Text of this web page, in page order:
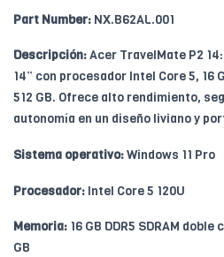
Part Number: NX.B62AL.001
Descripción:Acer TravelMate P2
14” con procesador Intel Core 5, 16
512 GB. Ofrece alto rendimiento,
autonomía en un diseño liviano y
Sistema operativo:Windows 11 Pro
Procesador: Intel Core 5 120U
Memoria: 16 GB DDR5 SDRAM
GB